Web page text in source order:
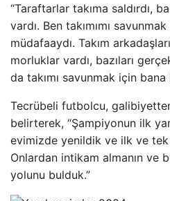
“Taraftarlar takıma saldırdı,
vardı. Ben takımımı
müdafaaydı. Takım
morluklar vardı, bazıları
da takımı savunmak için bana
Tecrübeli futbolcu,
belirterek, “Şampiyonun ilk
evimizde yenildik ve ilk ve tek
Onlardan intikam almanın ve
yolunu bulduk.”